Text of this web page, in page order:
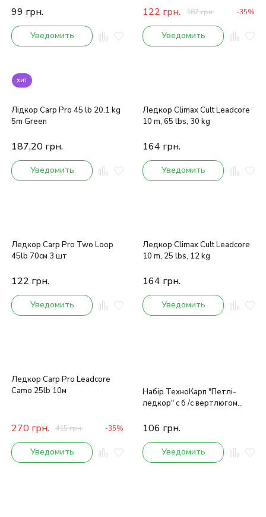
99 грн.
Уведомить
122 грн. 187грн. -35%
Уведомить
хит
Лідкор Carp Pro 45 lb 20.1 kg
5m Green
187,20 грн.
Уведомить
Ледкор Climax Cult Leadcore
10 m, 65 lbs, 30 kg
164 грн.
Уведомить
Ледкор Carp Pro Two Loop
45lb 70см 3 шт
122 грн.
Уведомить
Ледкор Climax Cult Leadcore
10 m, 25 lbs, 12 kg
164 грн.
Уведомить
Ледкор Carp Pro Leadcore
Camo 25lb 10м
270 грн. 415грн. -35%
Уведомить
Набір ТехноКарп "Петлі-
ледкор" c б /с вертлюгом
106 грн.
Уведомить